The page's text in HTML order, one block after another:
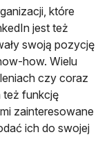
które
jest też
swoją pozycję
how. Wielu
czy coraz
też funkcję
zainteresowane
ich do swojej